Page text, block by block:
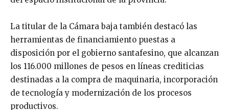
La titular de la Cámara baja también destacó las
herramientas de financiamiento puestas a
disposición por el gobierno santafesino, que alcanzan
los 116.000 millones de pesos en líneas crediticias
destinadas a la compra de maquinaria, incorporación
de tecnología y modernización de los procesos
productivos.